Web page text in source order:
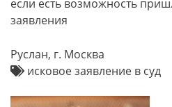
если есть возможность
заявления
Руслан, г. Москва
исковое заявление в суд